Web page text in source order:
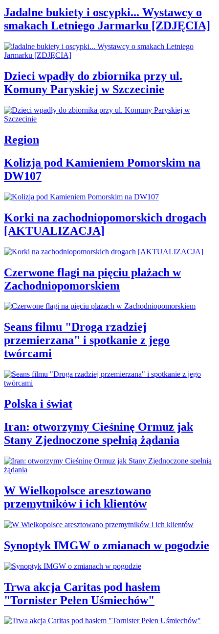
Jadalne bukiety i oscypki... Wystawcy o
smakach Letniego Jarmarku [ZDJĘCIA]
Dzieci wpadły do zbiornika przy ul.
Komuny Paryskiej w Szczecinie
Region
Kolizja pod Kamieniem Pomorskim na
DW107
Korki na zachodniopomorskich drogach
[AKTUALIZACJA]
Czerwone flagi na pięciu plażach w
Zachodniopomorskiem
Seans filmu "Droga rzadziej
przemierzana" i spotkanie z jego
twórcami
Polska i świat
Iran: otworzymy Cieśninę Ormuz jak
Stany Zjednoczone spełnią żądania
W Wielkopolsce aresztowano
przemytników i ich klientów
Synoptyk IMGW o zmianach w pogodzie
Trwa akcja Caritas pod hasłem
"Tornister Pełen Uśmiechów"